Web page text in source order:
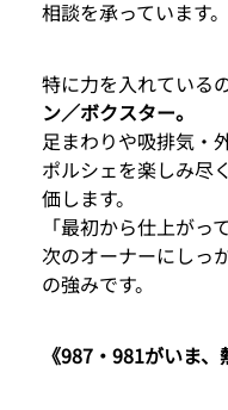
相談を承っています。
特に力を入れている
ン／ボクスター。
足まわりや吸排気・
ポルシェを楽しみ尽
価します。
「最初から仕上がっ
次のオーナーにしっ
の強みです。
《987・981がいま、